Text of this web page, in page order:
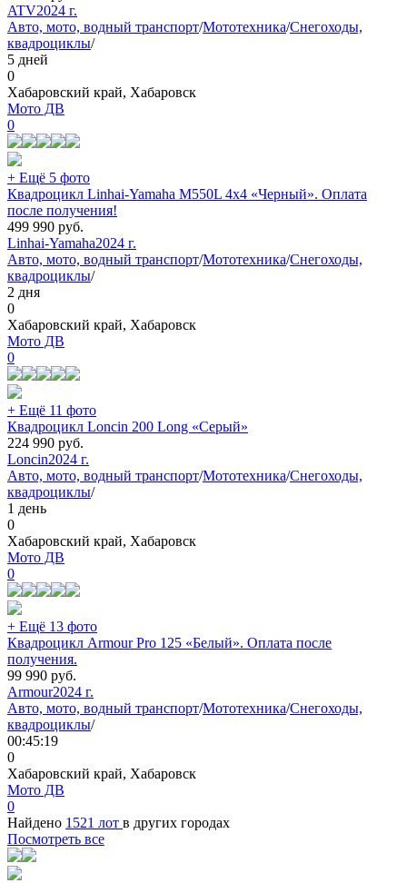
ATV2024 г.
Авто, мото, водный транспорт/Мототехника/Снегоходы,
квадроциклы/
5 дней
0
Хабаровский край, Хабаровск
Мото ДВ
0
+ Ещё 5 фото
Квадроцикл Linhai-Yamaha M550L 4x4 «Черный». Оплата
после получения!
499 990 руб.
Linhai-Yamaha2024 г.
Авто, мото, водный транспорт/Мототехника/Снегоходы,
квадроциклы/
2 дня
0
Хабаровский край, Хабаровск
Мото ДВ
0
+ Ещё 11 фото
Квадроцикл Loncin 200 Long «Серый»
224 990 руб.
Loncin2024 г.
Авто, мото, водный транспорт/Мототехника/Снегоходы,
квадроциклы/
1 день
0
Хабаровский край, Хабаровск
Мото ДВ
0
+ Ещё 13 фото
Квадроцикл Armour Pro 125 «Белый». Оплата после
получения.
99 990 руб.
Armour2024 г.
Авто, мото, водный транспорт/Мототехника/Снегоходы,
квадроциклы/
00:45:19
0
Хабаровский край, Хабаровск
Мото ДВ
0
Найдено 1521 лот в других городах
Посмотреть все